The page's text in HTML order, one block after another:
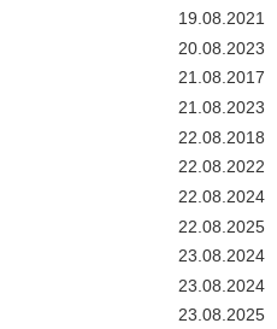
19.08.2021
20.08.2023
21.08.2017
21.08.2023
22.08.2018
22.08.2022
22.08.2024
22.08.2025
23.08.2024
23.08.2024
23.08.2025